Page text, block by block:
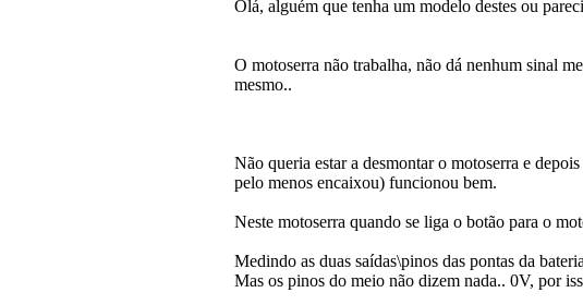
Olá, alguém que tenha um modelo destes ou
O motoserra não trabalha, não dá nenhum sinal
mesmo..
Não queria estar a desmontar o motoserra e
pelo menos encaixou) funcionou bem.
Neste motoserra quando se liga o botão para o
Medindo as duas saídas\pinos das pontas da
Mas os pinos do meio não dizem nada.. 0V, por